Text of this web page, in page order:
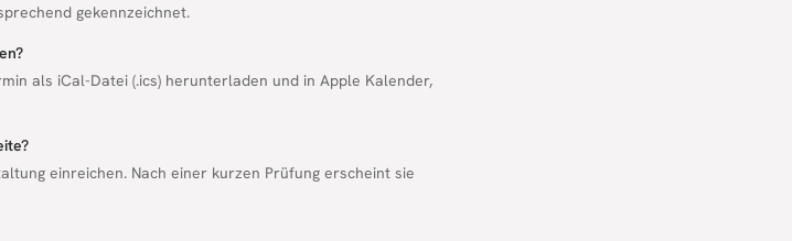
gekennzeichnet.
als iCal-Datei (.ics) herunterladen und in Apple Kalender,
einreichen. Nach einer kurzen Prüfung erscheint sie